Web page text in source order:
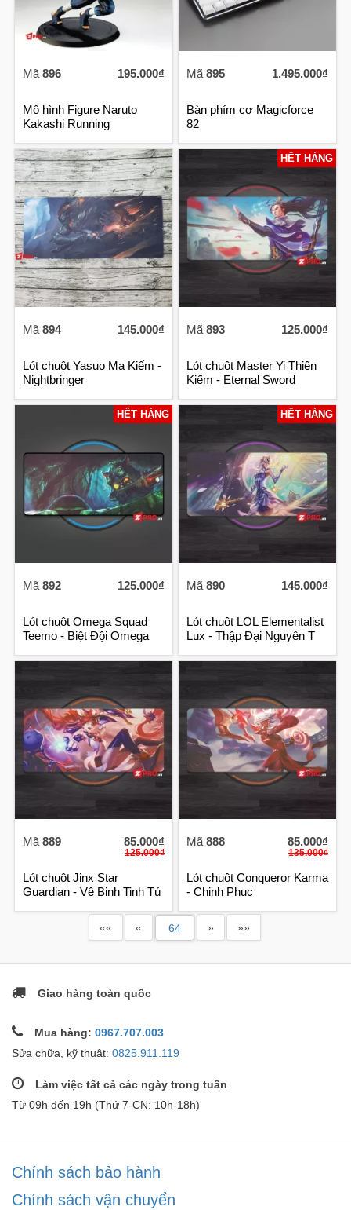
Mã 896 195.000₫
Mô hình Figure Naruto
Kakashi Running
Mã 895 1.495.000₫
Bàn phím cơ Magicforce
82
Mã 894 145.000₫
Lót chuột Yasuo Ma Kiếm -
Nightbringer
HẾT HÀNG
Mã 893 125.000₫
Lót chuột Master Yi Thiên
Kiếm - Eternal Sword
HẾT HÀNG
Mã 892 125.000₫
Lót chuột Omega Squad
Teemo - Biệt Đội Omega
HẾT HÀNG
Mã 890 145.000₫
Lót chuột LOL Elementalist
Lux - Thập Đại Nguyên T
Mã 889 85.000₫
125.000₫
Lót chuột Jinx Star
Guardian - Vệ Binh Tinh Tú
Mã 888 85.000₫
135.000₫
Lót chuột Conqueror Karma
- Chinh Phục
«« « » »»
Giao hàng toàn quốc
Mua hàng: 0967.707.003
Sửa chữa, kỹ thuật: 0825.911.119
Làm việc tất cả các ngày trong tuần
Từ 09h đến 19h (Thứ 7-CN: 10h-18h)
Chính sách bảo hành
Chính sách vận chuyển